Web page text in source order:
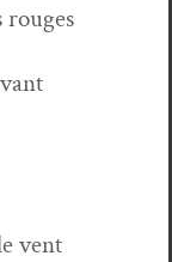
rouges
vent